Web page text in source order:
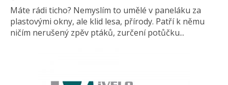
Máte rádi ticho? Nemyslím to umělé v paneláku za
plastovými okny, ale klid lesa, přírody. Patří k němu
ničím nerušený zpěv ptáků, zurčení potůčku...